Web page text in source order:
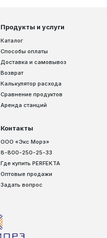
Продукты и услуги
Каталог
Способы оплаты
Доставка и самовывоз
Возврат
Калькулятор расхода
Сравнение продуктов
Аренда станций
Контакты
ООО «Экс Морэ»
8-800-250-25-33
Где купить PERFEKTA
Оптовые продажи
Задать вопрос